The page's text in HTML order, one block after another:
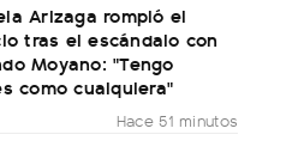
Arizaga rompió el
tras el escándalo con
Moyano: "Tengo
como cualquiera"
Hace 51 minutos